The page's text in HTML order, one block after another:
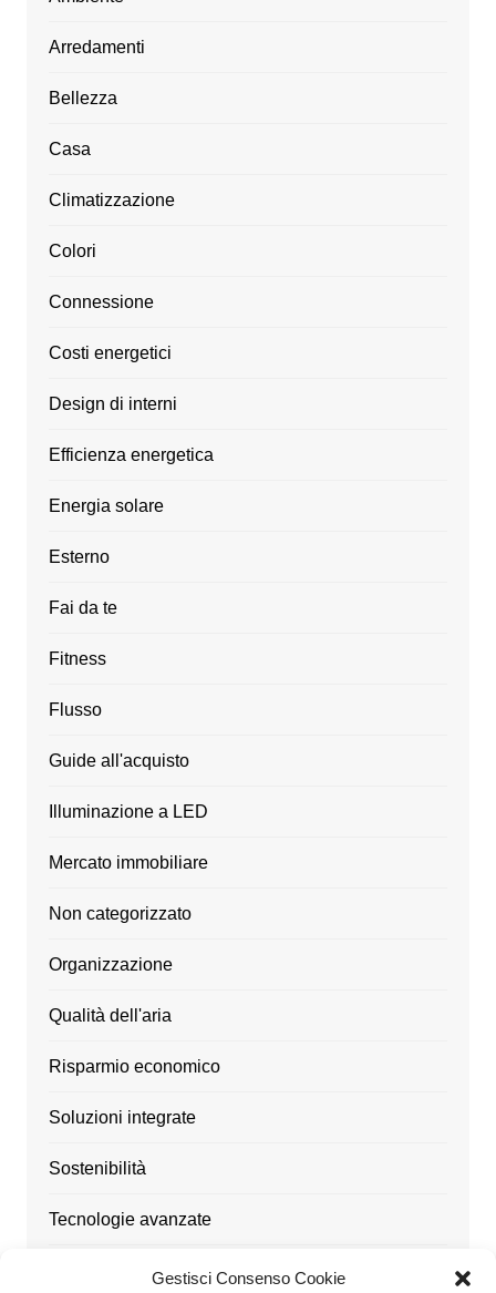
Gestisci Consenso Cookie
Arredamenti
Bellezza
Casa
Climatizzazione
Colori
Connessione
Costi energetici
Design di interni
Efficienza energetica
Energia solare
Esterno
Fai da te
Fitness
Flusso
Guide all'acquisto
Illuminazione a LED
Mercato immobiliare
Non categorizzato
Organizzazione
Qualità dell'aria
Risparmio economico
Soluzioni integrate
Sostenibilità
Tecnologie avanzate